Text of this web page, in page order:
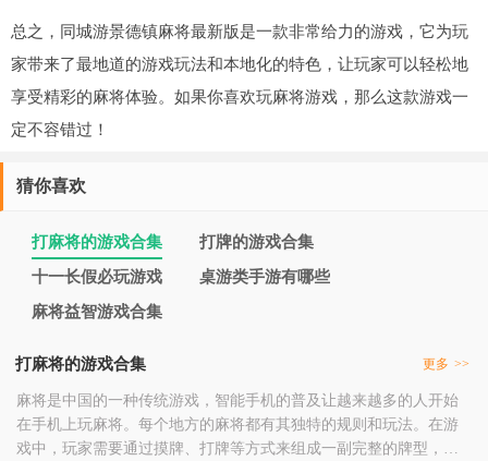
总之，同城游景德镇麻将最新版是一款非常给力的游戏，它为玩
家带来了最地道的游戏玩法和本地化的特色，让玩家可以轻松地
享受精彩的麻将体验。如果你喜欢玩麻将游戏，那么这款游戏一
定不容错过！
猜你喜欢
打麻将的游戏合集
打牌的游戏合集
十一长假必玩游戏
桌游类手游有哪些
麻将益智游戏合集
打麻将的游戏合集 更多 >>
麻将是中国的一种传统游戏，智能手机的普及让越来越多的人开始
在手机上玩麻将。每个地方的麻将都有其独特的规则和玩法。在游
戏中，玩家需要通过摸牌、打牌等方式来组成一副完整的牌型，最